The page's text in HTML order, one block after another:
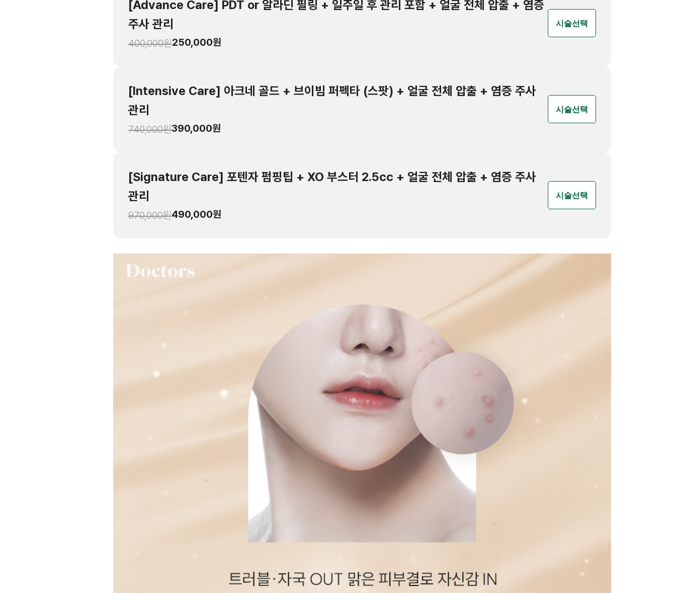
[Advance Care] PDT or 알라딘 필링 + 일주일 후 관리 포함 + 얼굴 전체 압출 + 염증
주사 관리
400,000원250,000원
시술선택
[Intensive Care] 아크네 골드 + 브이빔 퍼펙타 (스팟) + 얼굴 전체 압출 + 염증 주사
관리
740,000원390,000원
시술선택
[Signature Care] 포텐자 펌핑팁 + XO 부스터 2.5cc + 얼굴 전체 압출 + 염증 주사
관리
970,000원490,000원
시술선택